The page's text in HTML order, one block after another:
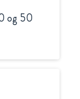
og 50